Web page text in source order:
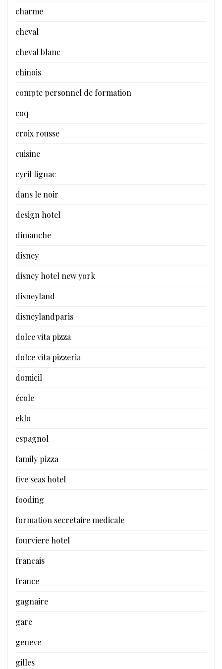
charme
cheval
cheval blanc
chinois
compte personnel de formation
coq
croix rousse
cuisine
cyril lignac
dans le noir
design hotel
dimanche
disney
disney hotel new york
disneyland
disneylandparis
dolce vita pizza
dolce vita pizzeria
domicil
école
eklo
espagnol
family pizza
five seas hotel
fooding
formation secretaire medicale
fourviere hotel
francais
france
gagnaire
gare
geneve
gilles